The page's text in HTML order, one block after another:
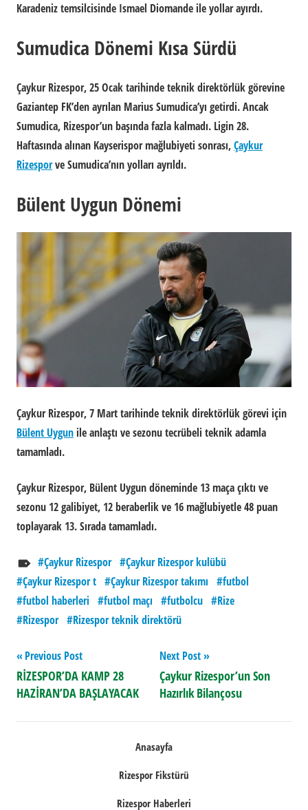
Karadeniz temsilcisinde Ismael Diomande ile yollar ayırdı.
Sumudica Dönemi Kısa Sürdü
Çaykur Rizespor, 25 Ocak tarihinde teknik direktörlük görevine
Gaziantep FK’den ayrılan Marius Sumudica’yı getirdi. Ancak
Sumudica, Rizespor’un başında fazla kalmadı. Ligin 28.
Haftasında alınan Kayserispor mağlubiyeti sonrası,Çaykur
Rizesporve Sumudica’nın yolları ayrıldı.
Bülent Uygun Dönemi
Çaykur Rizespor, 7 Mart tarihinde teknik direktörlük görevi için
Bülent Uygun ile anlaştı ve sezonu tecrübeli teknik adamla
tamamladı.
Çaykur Rizespor, Bülent Uygun döneminde 13 maça çıktı ve
sezonu 12 galibiyet, 12 beraberlik ve 16 mağlubiyetle 48 puan
toplayarak 13. Sırada tamamladı.
Çaykur Rizespor
Çaykur Rizespor kulübü
Çaykur Rizespor t
Çaykur Rizespor takımı
futbol
futbol haberleri
futbol maçı futbolcu
Rize
Rizespor
Rizespor teknik direktörü
Yazı
gezinmesi
Previous Post
RİZESPOR’DA KAMP 28
HAZİRAN’DA BAŞLAYACAK
Next Post
Çaykur Rizespor’un Son
Hazırlık Bilançosu
Anasayfa
Rizespor Fikstürü
Rizespor Haberleri